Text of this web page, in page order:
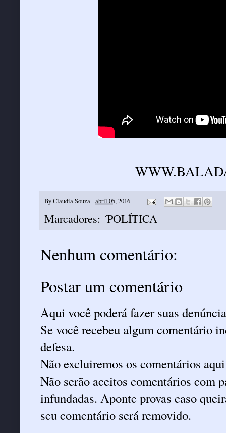
ByClaudia Souza-abril 05, 2016
Marcadores: ´POLÍTICA
Nenhum comentário:
Postar um comentário
Aqui você poderá fazer suas
Se você recebeu algum comentário
defesa.
Não excluiremos os comentários
Não serão aceitos comentários com
infundadas. Aponte provas caso
seu comentário será removido.